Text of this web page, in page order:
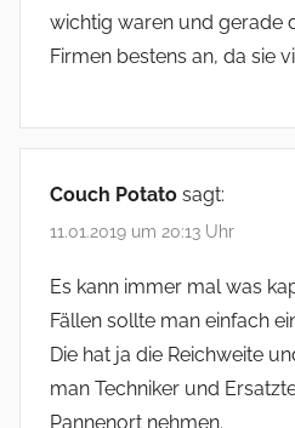
wichtig waren und gerade
Firmen bestens an, da sie
Couch Potato sagt:
11.01.2019 um 20:13 Uhr
Es kann immer mal was
Fällen sollte man einfach
Die hat ja die Reichweite
man Techniker und
Pannenort nehmen.